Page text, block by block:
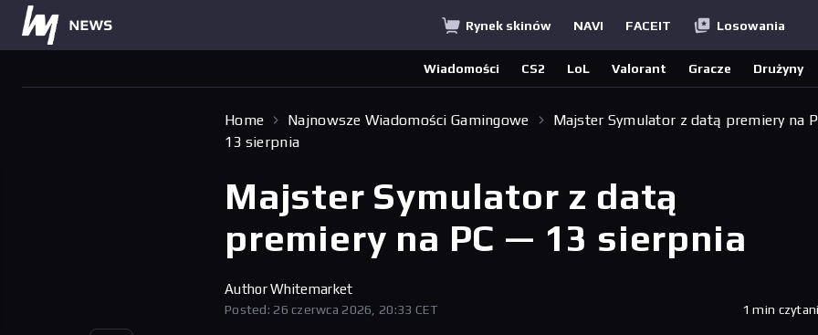
Rynek skinów NAVI FACEIT Losowania
Wiadomości CS2 LoL Valorant Gracze Drużyny
Home Najnowsze Wiadomości Gamingowe
Majster Symulator z datą premiery na
13 sierpnia
Majster Symulator z datą
premiery na PC — 13 sierpnia
AuthorWhitemarket
Posted: 26 czerwca 2026, 20:33 CET 1 min